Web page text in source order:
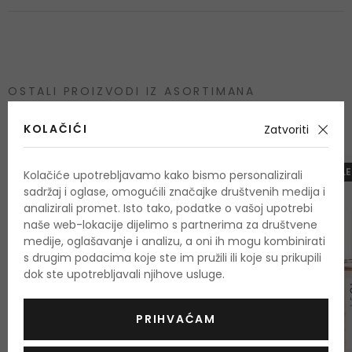
OSTALI PROIZVODI IZ ASORTIMANA
SKIN1004 Centella
-10%. KOD:
KOLAČIĆI Zatvoriti
Kolačiće upotrebljavamo kako bismo personalizirali
sadržaj i oglase, omogućili značajke društvenih medija i
analizirali promet. Isto tako, podatke o vašoj upotrebi
naše web-lokacije dijelimo s partnerima za društvene
medije, oglašavanje i analizu, a oni ih mogu kombinirati
s drugim podacima koje ste im pružili ili koje su prikupili
dok ste upotrebljavali njihove usluge.
PRIHVAĆAM